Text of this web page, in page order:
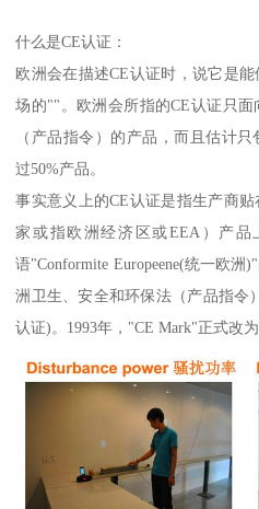
什么是CE认证：
欧洲会在描述CE认证时，说它是
场的""。欧洲会所指的CE认证只
（产品指令）的产品，而且估计
过50%产品。
事实意义上的CE认证是指生产商
家或指欧洲经济区或EEA）产
语"Conformite Europeene(统一欧
洲卫生、安全和环保法（产品指令
认证)。1993年，"CE Mark"正式改为